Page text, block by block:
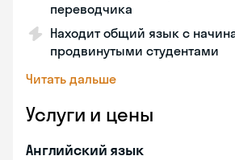
переводчика
Находит общий язык с
продвинутыми студентами
Читать дальше
Услуги и цены
Английский язык